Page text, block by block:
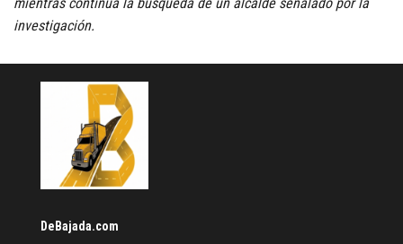
mientras continúa la búsqueda de un alcalde señalado por la
investigación.
DeBajada.com